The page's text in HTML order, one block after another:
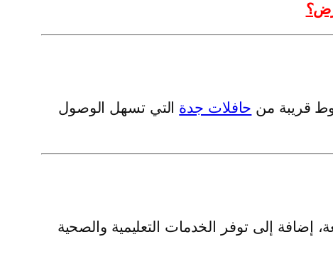
قريبة من حافلات جدة التي تسهل الوصول
إلى توفر الخدمات التعليمية والصحية